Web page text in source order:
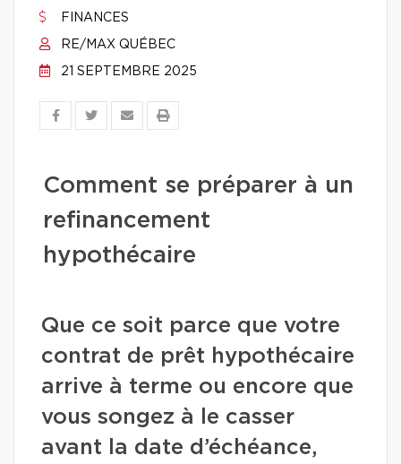
FINANCES
RE/MAX QUÉBEC
21 SEPTEMBRE 2025
Comment se préparer à un
refinancement
hypothécaire
Que ce soit parce que votre
contrat de prêt hypothécaire
arrive à terme ou encore que
vous songez à le casser
avant la date d’échéance,